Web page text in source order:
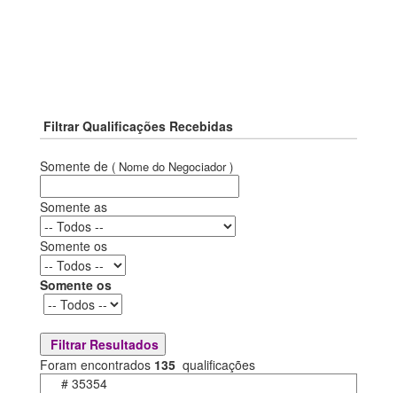
Filtrar Qualificações Recebidas
Somente de ( Nome do Negociador )
Somente as
Somente os
Somente os
Foram encontrados 135 qualificações
# 35354